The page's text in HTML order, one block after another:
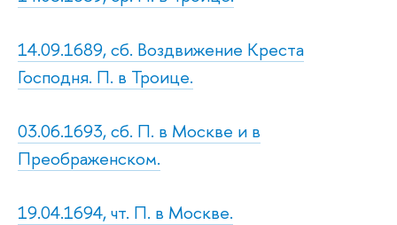
14.09.1689, сб. Воздвижение Креста
Господня. П. в Троице.
03.06.1693, сб. П. в Москве и в
Преображенском.
19.04.1694, чт. П. в Москве.